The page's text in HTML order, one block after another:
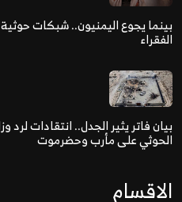
بينما يجوع اليمنيون.. شبكات
الفقراء
بيان فاتر يثير الجدل.. انتقادات لرد
الحوثي على مأرب وحضرموت
الاقسام